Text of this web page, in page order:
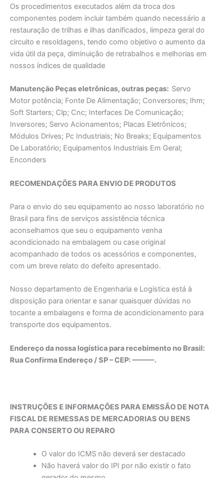
Os procedimentos executados além da troca dos
componentes podem incluir também quando necessário a
restauração de trilhas e ilhas danificados, limpeza geral do
circuito e resoldagens, tendo como objetivo o aumento da
vida útil da peça, diminuição de retrabalhos e melhorias em
nossos índices de qualidade
Manutençāo Peças eletrônicas, outras peças: Servo
Motor potência; Fonte De Alimentaçāo; Conversores; Ihm;
Soft Starters; Clp; Cnc; Interfaces De Comunicação;
Inversores; Servo Acionamentos; Placas Eletrônicos;
Módulos Drives; Pc Industriais; No Breaks; Equipamentos
De Laboratório; Equipamentos Industriais Em Geral;
Enconders
RECOMENDAÇÕES PARA ENVIO DE PRODUTOS
Para o envio do seu equipamento ao nosso laboratório no
Brasil para fins de serviços assistência técnica
aconselhamos que seu o equipamento venha
acondicionado na embalagem ou case original
acompanhado de todos os acessórios e componentes,
com um breve relato do defeito apresentado.
Nosso departamento de Engenharia e Logística está à
disposição para orientar e sanar quaisquer dúvidas no
tocante a embalagens e forma de acondicionamento para
transporte dos equipamentos.
Endereço da nossa logística para recebimento no Brasil:
Rua Confirma Endereço / SP – CEP: ———.
INSTRUÇÕES E INFORMAÇÕES PARA EMISSÃO DE NOTA
FISCAL DE REMESSAS DE MERCADORIAS OU BENS
PARA CONSERTO OU REPARO
O valor do ICMS não deverá ser destacado
Não haverá valor do IPI por não existir o fato